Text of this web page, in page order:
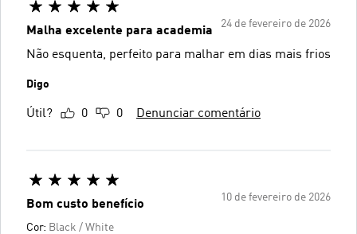
24 de fevereiro de 2026
Malha excelente para academia
Não esquenta, perfeito para malhar em dias mais frios
Digo
Útil? 0 0 Denunciar comentário
10 de fevereiro de 2026
Bom custo benefício
Cor: Black / White